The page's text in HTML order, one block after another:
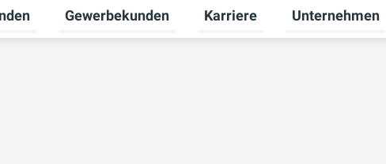
für Neue Energien umschalten
Untermenü für Privatkunden umschalten
Gewerbekunden
Untermenü für
Karriere
Untermenü für
Unternehmen